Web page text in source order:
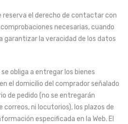
reserva el derecho de contactar con
necesarias, cuando
garantizar la veracidad de los datos
obliga a entregar los bienes
el domicilio del comprador señalado
de pedido (no se entregarán
ni locutorios), los plazos de
especificada en la Web. El